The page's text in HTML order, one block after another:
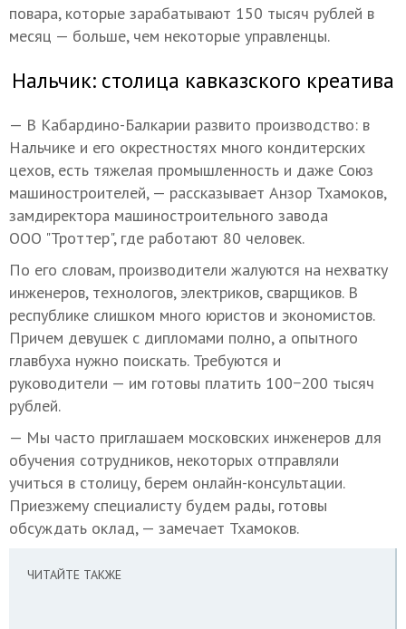
повара, которые зарабатывают 150 тысяч рублей в
месяц — больше, чем некоторые управленцы.
Нальчик: столица кавказского креатива
— В Кабардино-Балкарии развито производство: в
Нальчике и его окрестностях много кондитерских
цехов, есть тяжелая промышленность и даже Союз
машиностроителей, — рассказывает Анзор Тхамоков,
замдиректора машиностроительного завода
ООО "Троттер", где работают 80 человек.
По его словам, производители жалуются на нехватку
инженеров, технологов, электриков, сварщиков. В
республике слишком много юристов и экономистов.
Причем девушек с дипломами полно, а опытного
главбуха нужно поискать. Требуются и
руководители — им готовы платить 100−200 тысяч
рублей.
— Мы часто приглашаем московских инженеров для
обучения сотрудников, некоторых отправляли
учиться в столицу, берем онлайн-консультации.
Приезжему специалисту будем рады, готовы
обсуждать оклад, — замечает Тхамоков.
ЧИТАЙТЕ ТАКЖЕ